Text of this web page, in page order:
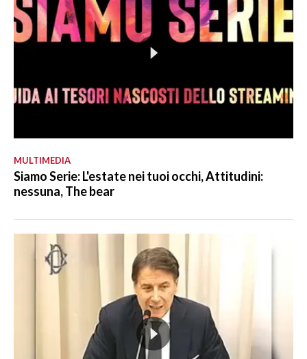
MULTIMEDIA
Siamo Serie: L'estate nei tuoi occhi, Attitudini:
nessuna, The bear